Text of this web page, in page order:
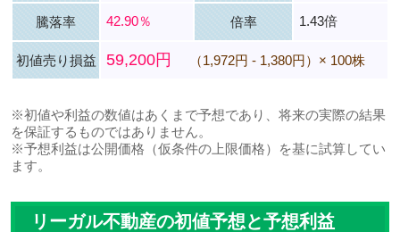
騰落率 42.90％ 倍率 1.43倍
初値売り損益 59,200円 （1,972円 - 1,380円）× 100株
※初値や利益の数値はあくまで予想であり、将来の実際の結果
を保証するものではありません。
※予想利益は公開価格（仮条件の上限価格）を基に試算してい
ます。
リーガル不動産の初値予想と予想利益